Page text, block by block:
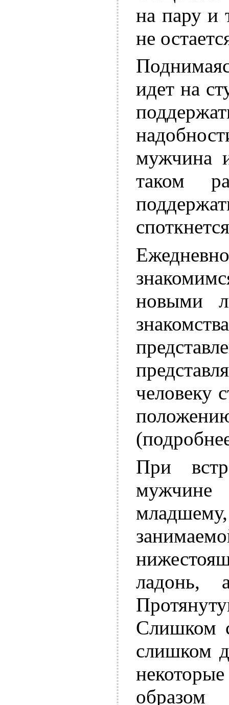
на пару и
не
идет на
мужчина
таком
новыми
человеку
При
ладонь,
Слишком
слишком